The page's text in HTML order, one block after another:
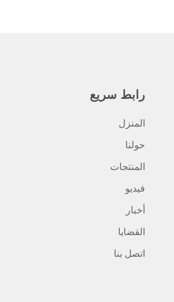
رابط سريع
المنزل
حولنا
المنتجات
فيديو
أخبار
القضايا
اتصل بنا